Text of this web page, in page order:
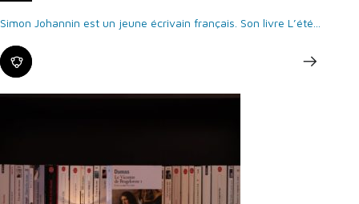
Simon Johannin est un jeune écrivain français. Son livre L’été...